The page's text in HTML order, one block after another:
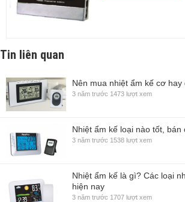
Tin liên quan
Nên mua nhiệt ẩm kế cơ
3 năm trước 1473 lượt xem
Nhiệt ẩm kế loại nào tốt, bán
3 năm trước 1538 lượt xem
Nhiệt ẩm kế là gì? Các loại
hiện nay
3 năm trước 1707 lượt xem